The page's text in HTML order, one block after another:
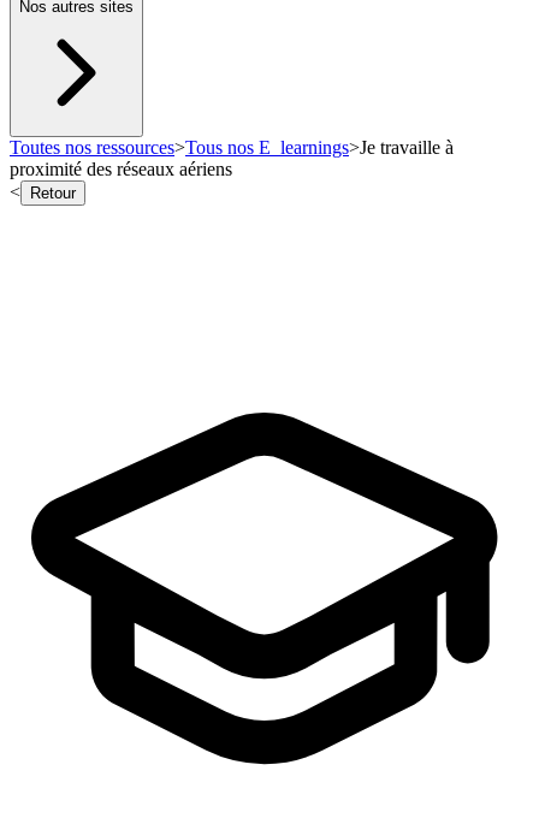
Nos autres sites
Toutes nos ressources>Tous nos E_learnings>Je travaille à
proximité des réseaux aériens
<
Retour